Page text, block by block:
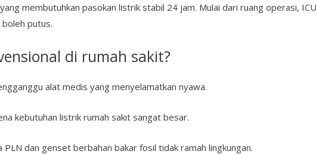
membutuhkan pasokan listrik stabil 24 jam. Mulai dari ruang operasi,
putus.
di rumah sakit?
alat medis yang menyelamatkan nyawa.
kebutuhan listrik rumah sakit sangat besar.
dan genset berbahan bakar fosil tidak ramah lingkungan.